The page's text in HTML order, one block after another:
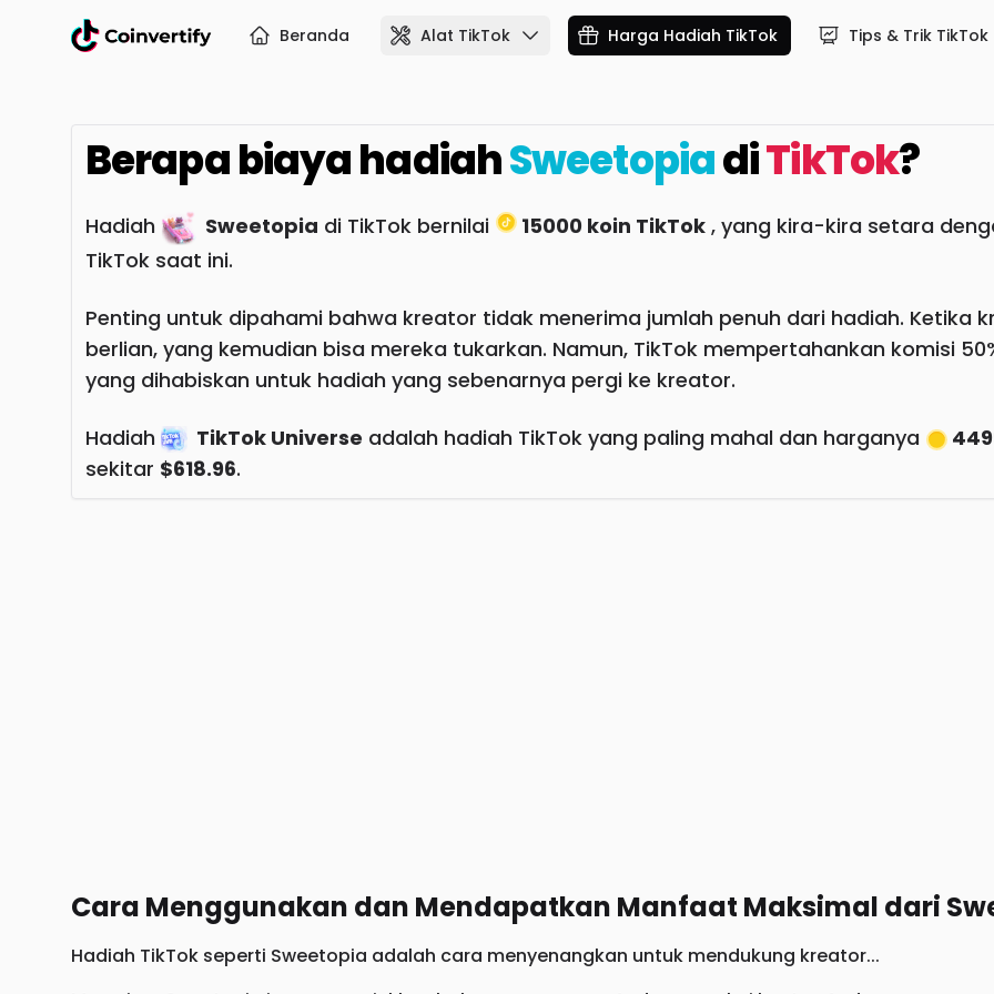
Beranda Alat TikTok Harga Hadiah TikTok Tips & Trik TikTok
Berapa biaya hadiahSweetopiadiTikTok?
Hadiah Sweetopia di TikTok bernilai 15000 koin TikTok , yang kira-kira setara
TikTok saat ini.
Penting untuk dipahami bahwa kreator tidak menerima jumlah penuh dari hadiah. Ketika
berlian, yang kemudian bisa mereka tukarkan. Namun, TikTok mempertahankan komisi
yang dihabiskan untuk hadiah yang sebenarnya pergi ke kreator.
Hadiah TikTok Universe adalah hadiah TikTok yang paling mahal dan harganya
sekitar $618.96.
Cara Menggunakan dan Mendapatkan Manfaat Maksimal dari
Hadiah TikTok seperti Sweetopia adalah cara menyenangkan untuk mendukung kreator...